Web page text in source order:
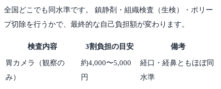
全国どこでも同水準です。 鎮静剤・組織検査（生検）・ポリー
プ切除を行うかで、最終的な自己負担額が変わります。
検査内容 3割負担の目安 備考
胃カメラ（観察の
み）
約4,000〜5,000
円
経口・経鼻ともほぼ同
水準